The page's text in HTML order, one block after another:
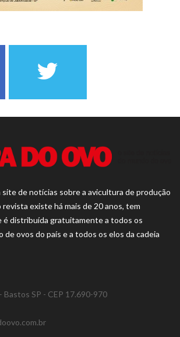
site de notícias sobre a avicultura de produção
existe há mais de 20 anos, tem
é distribuída gratuitamente a todos os
de ovos do país e a todos os elos da cadeia
Bastos SP - CEP 17.690-970